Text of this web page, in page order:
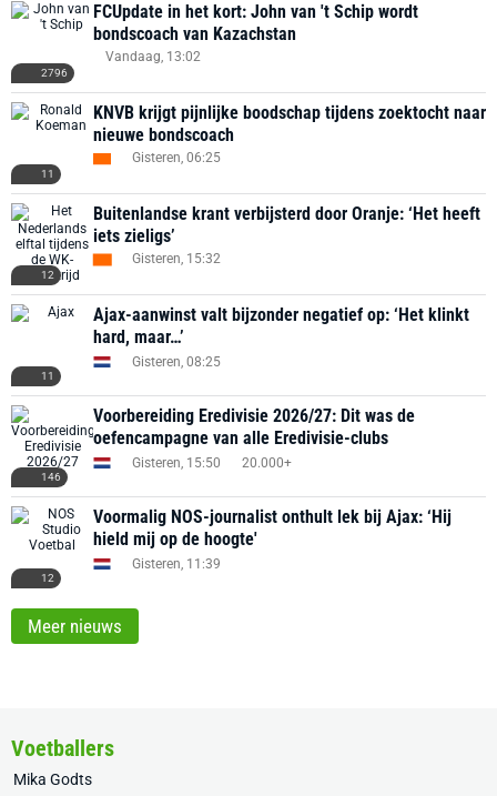
2796
FCUpdate in het kort: John van 't Schip wordt
bondscoach van Kazachstan
Vandaag, 13:02
11
KNVB krijgt pijnlijke boodschap tijdens zoektocht naar
nieuwe bondscoach
Gisteren, 06:25
12
Buitenlandse krant verbijsterd door Oranje: ‘Het heeft
iets zieligs’
Gisteren, 15:32
11
Ajax-aanwinst valt bijzonder negatief op: ‘Het klinkt
hard, maar…’
Gisteren, 08:25
146
Voorbereiding Eredivisie 2026/27: Dit was de
oefencampagne van alle Eredivisie-clubs
Gisteren, 15:50 20.000+
12
Voormalig NOS-journalist onthult lek bij Ajax: ‘Hij
hield mij op de hoogte'
Gisteren, 11:39
Meer nieuws
Voetballers
Mika Godts